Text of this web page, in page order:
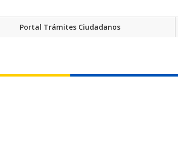
Portal Trámites Ciudadanos